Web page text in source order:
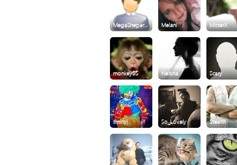
MegaShepar… Melani MisterX
monkey55 Neitina Scary
smirol So_Lovely Stealth